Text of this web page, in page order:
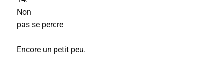
Non
pas se perdre
Encore un petit peu.